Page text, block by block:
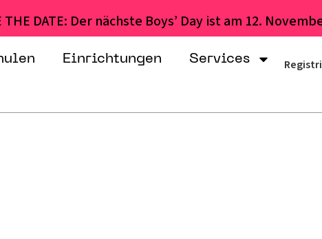
THE DATE: Der nächste Boys’ Day ist am 12.
Einrichtungen Services